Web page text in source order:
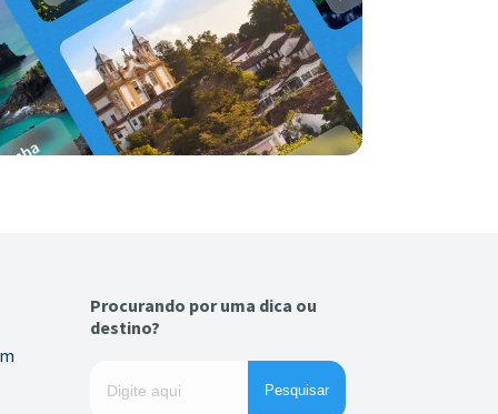
Procurando por uma dica ou
destino?
Pesquisar